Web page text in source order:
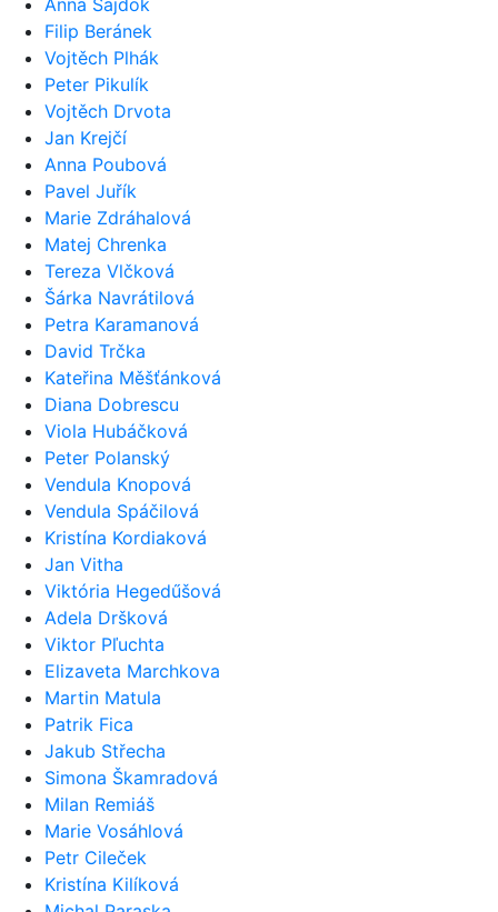
Filip Beránek
Vojtěch Plhák
Peter Pikulík
Vojtěch Drvota
Jan Krejčí
Anna Poubová
Pavel Juřík
Marie Zdráhalová
Matej Chrenka
Tereza Vlčková
Šárka Navrátilová
Petra Karamanová
David Trčka
Kateřina Měšťánková
Diana Dobrescu
Viola Hubáčková
Peter Polanský
Vendula Knopová
Vendula Spáčilová
Kristína Kordiaková
Jan Vitha
Viktória Hegedűšová
Adela Dršková
Viktor Pľuchta
Elizaveta Marchkova
Martin Matula
Patrik Fica
Jakub Střecha
Simona Škamradová
Milan Remiáš
Marie Vosáhlová
Petr Cileček
Kristína Kilíková